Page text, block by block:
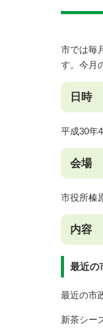
市では毎
す。今月
日時
平成30年
会場
市役所榛
内容
最近の
最近の市
新茶シー